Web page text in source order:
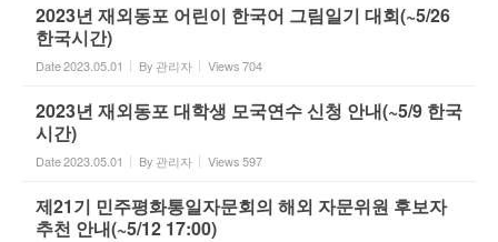
2023년 재외동포 어린이 한국어 그림일기 대회(~5/26
한국시간)
Date2023.05.01 By 관리자 Views704
2023년 재외동포 대학생 모국연수 신청 안내(~5/9 한국
시간)
Date2023.05.01 By 관리자 Views597
제21기 민주평화통일자문회의 해외 자문위원 후보자
추천 안내(~5/12 17:00)